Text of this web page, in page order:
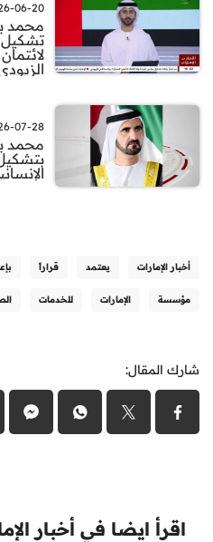
06-20 | 12:12
محمد
تشكيل
07-28 | 01:55
محمد
أخبار الإمارات يعتمد قراراً
مؤسسة الإمارات للخدمات
شارك المقال:
اقرأ ايضا في أخبار